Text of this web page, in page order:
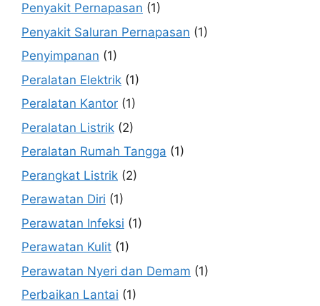
Penyakit Pernapasan (1)
Penyakit Saluran Pernapasan (1)
Penyimpanan (1)
Peralatan Elektrik (1)
Peralatan Kantor (1)
Peralatan Listrik (2)
Peralatan Rumah Tangga (1)
Perangkat Listrik (2)
Perawatan Diri (1)
Perawatan Infeksi (1)
Perawatan Kulit (1)
Perawatan Nyeri dan Demam (1)
Perbaikan Lantai (1)